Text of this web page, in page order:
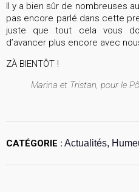
Il y a bien sûr de nombreuses
pas encore parlé dans cette
juste que tout cela vous
d’avancer plus encore avec
ZÀ BIENTÔT !
Marina et Tristan, pour le
CATÉGORIE : Actualités,